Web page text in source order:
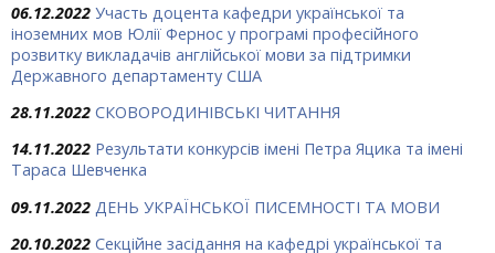
06.12.2022 Участь доцента кафедри української та
іноземних мов Юлії Фернос у програмі професійного
розвитку викладачів англійської мови за підтримки
Державного департаменту США
28.11.2022 СКОВОРОДИНІВСЬКІ ЧИТАННЯ
14.11.2022 Результати конкурсів імені Петра Яцика та імені
Тараса Шевченка
09.11.2022 ДЕНЬ УКРАЇНСЬКОЇ ПИСЕМНОСТІ ТА МОВИ
20.10.2022 Секційне засідання на кафедрі української та